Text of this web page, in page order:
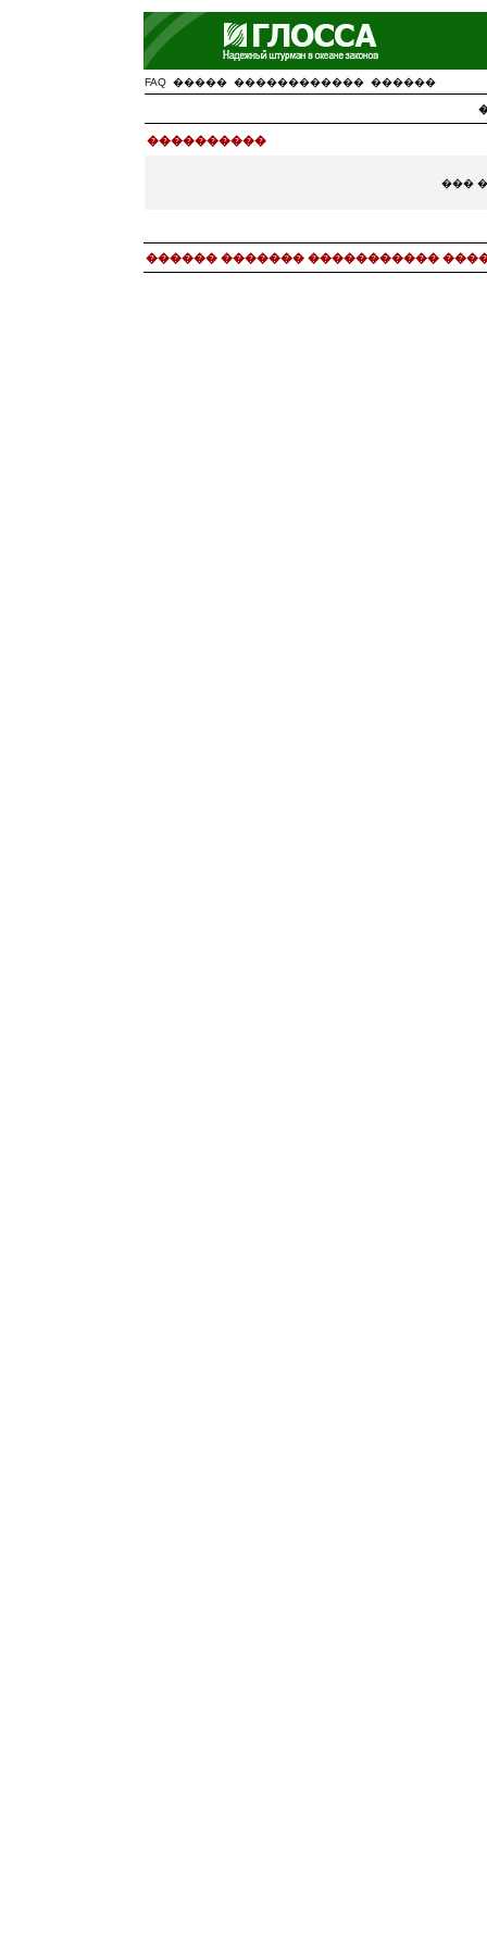
FAQ ����� ������������ ������
����������
���
������ ������� �����������